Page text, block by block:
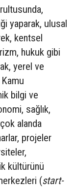
yaparak, ulusal
kentsel
hukuk gibi
yerel ve
bilgi ve
sağlık,
alanda
projeler
kültürünü
(start-